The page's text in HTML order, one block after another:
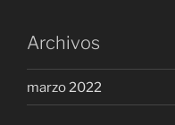
Archivos
marzo 2022